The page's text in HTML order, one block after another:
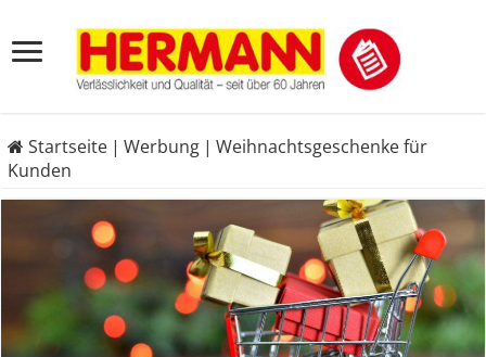
Startseite | Werbung | Weihnachtsgeschenke für
Kunden